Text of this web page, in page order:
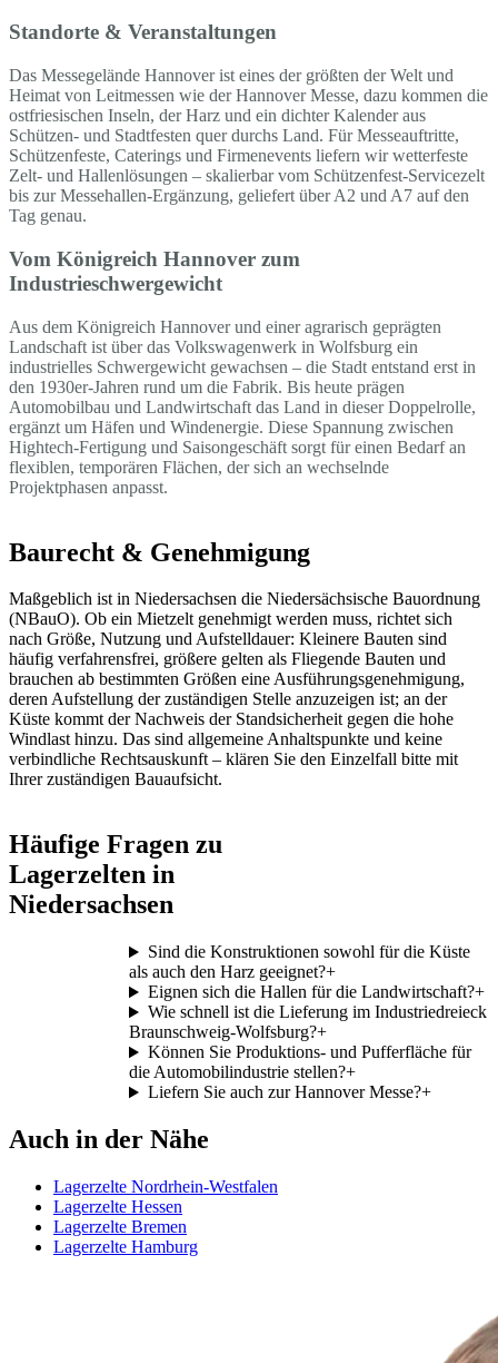
Standorte & Veranstaltungen
Das Messegelände Hannover ist eines der größten der Welt und
Heimat von Leitmessen wie der Hannover Messe, dazu kommen die
ostfriesischen Inseln, der Harz und ein dichter Kalender aus
Schützen- und Stadtfesten quer durchs Land. Für Messeauftritte,
Schützenfeste, Caterings und Firmenevents liefern wir wetterfeste
Zelt- und Hallenlösungen – skalierbar vom Schützenfest-Servicezelt
bis zur Messehallen-Ergänzung, geliefert über A2 und A7 auf den
Tag genau.
Vom Königreich Hannover zum
Industrieschwergewicht
Aus dem Königreich Hannover und einer agrarisch geprägten
Landschaft ist über das Volkswagenwerk in Wolfsburg ein
industrielles Schwergewicht gewachsen – die Stadt entstand erst in
den 1930er-Jahren rund um die Fabrik. Bis heute prägen
Automobilbau und Landwirtschaft das Land in dieser Doppelrolle,
ergänzt um Häfen und Windenergie. Diese Spannung zwischen
Hightech-Fertigung und Saisongeschäft sorgt für einen Bedarf an
flexiblen, temporären Flächen, der sich an wechselnde
Projektphasen anpasst.
Baurecht & Genehmigung
Maßgeblich ist in Niedersachsen die Niedersächsische Bauordnung
(NBauO). Ob ein Mietzelt genehmigt werden muss, richtet sich
nach Größe, Nutzung und Aufstelldauer: Kleinere Bauten sind
häufig verfahrensfrei, größere gelten als Fliegende Bauten und
brauchen ab bestimmten Größen eine Ausführungsgenehmigung,
deren Aufstellung der zuständigen Stelle anzuzeigen ist; an der
Küste kommt der Nachweis der Standsicherheit gegen die hohe
Windlast hinzu. Das sind allgemeine Anhaltspunkte und keine
verbindliche Rechtsauskunft – klären Sie den Einzelfall bitte mit
Ihrer zuständigen Bauaufsicht.
Häufige Fragen zu
Lagerzelten in
Niedersachsen
Sind die Konstruktionen sowohl für die Küste
als auch den Harz geeignet?+
Eignen sich die Hallen für die Landwirtschaft?+
Wie schnell ist die Lieferung im Industriedreieck
Braunschweig-Wolfsburg?+
Können Sie Produktions- und Pufferfläche für
die Automobilindustrie stellen?+
Liefern Sie auch zur Hannover Messe?+
Auch in der Nähe
Lagerzelte Nordrhein-Westfalen
Lagerzelte Hessen
Lagerzelte Bremen
Lagerzelte Hamburg